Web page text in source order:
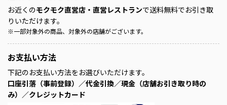
お近くのモクモク直営店・直営レストランで送料無料でお引き取
りいただけます。
※一部対象外の商品、対象外の店舗がございます。
お支払い方法
下記のお支払い方法をお選びいただけます。
口座引落（事前登録）／代金引換／現金（店舗お引き取り時の
み）／クレジットカード